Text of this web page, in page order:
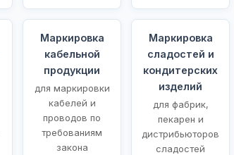
Маркировка
кабельной
продукции
для маркировки
кабелей и
проводов по
требованиям
закона
Маркировка
сладостей и
кондитерских
изделий
для фабрик,
пекарен и
дистрибьюторов
сладостей